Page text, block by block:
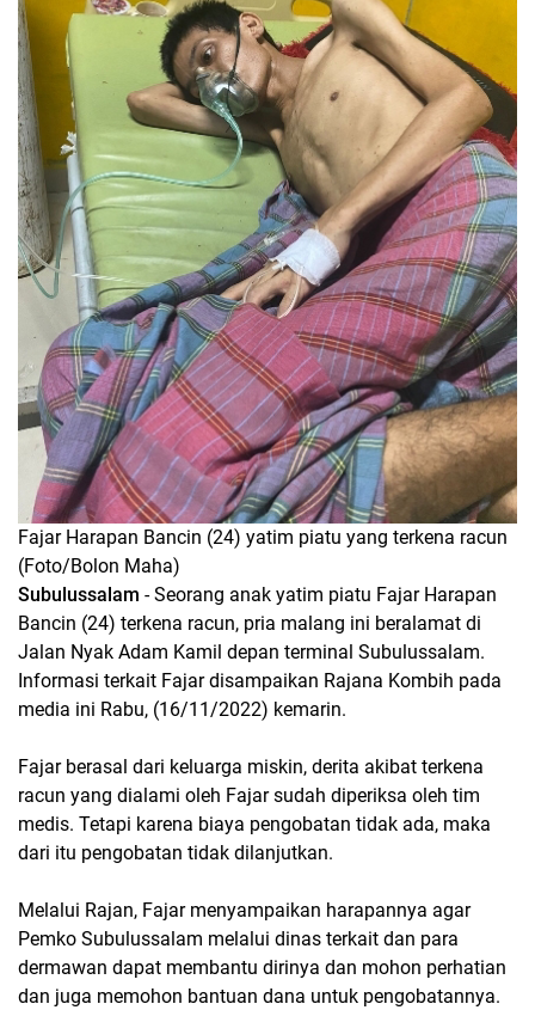
Fajar Harapan Bancin (24) yatim piatu yang terkena racun
(Foto/Bolon Maha)
Subulussalam - Seorang anak yatim piatu Fajar Harapan
Bancin (24) terkena racun, pria malang ini beralamat di
Jalan Nyak Adam Kamil depan terminal Subulussalam.
Informasi terkait Fajar disampaikan Rajana Kombih pada
media ini Rabu, (16/11/2022) kemarin.
Fajar berasal dari keluarga miskin, derita akibat terkena
racun yang dialami oleh Fajar sudah diperiksa oleh tim
medis. Tetapi karena biaya pengobatan tidak ada, maka
dari itu pengobatan tidak dilanjutkan.
Melalui Rajan, Fajar menyampaikan harapannya agar
Pemko Subulussalam melalui dinas terkait dan para
dermawan dapat membantu dirinya dan mohon perhatian
dan juga memohon bantuan dana untuk pengobatannya.